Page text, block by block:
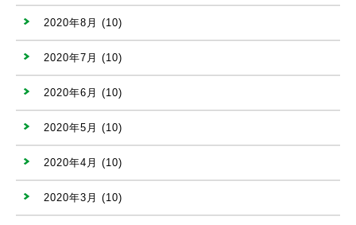
2020年8月 (10)
2020年7月 (10)
2020年6月 (10)
2020年5月 (10)
2020年4月 (10)
2020年3月 (10)